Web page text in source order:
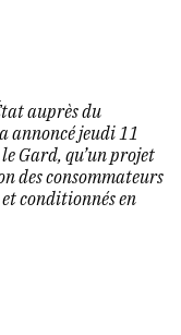
auprès du
annoncé jeudi 11
Gard, qu’un projet
des consommateurs
et conditionnés en